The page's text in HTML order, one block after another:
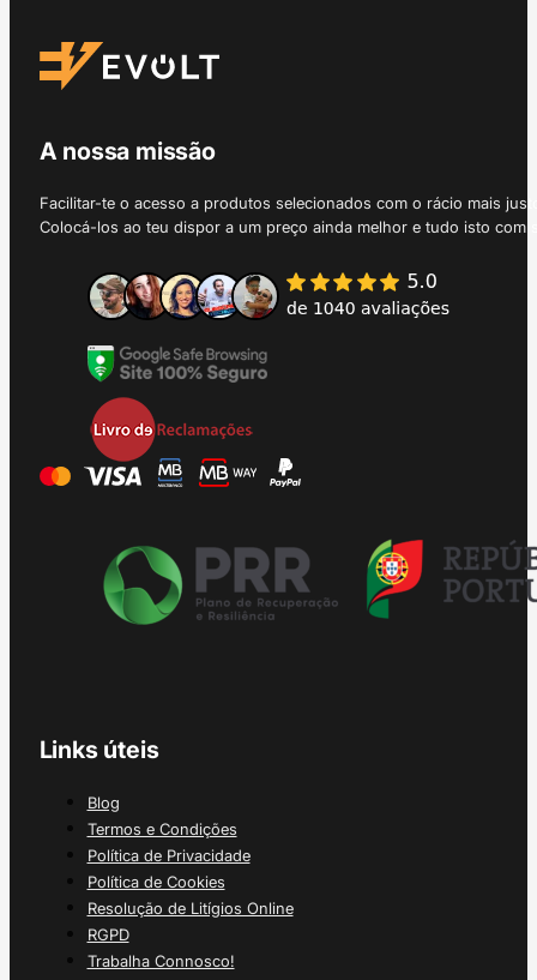
A nossa missão
Facilitar-te o acesso a produtos selecionados com o rácio mais
Colocá-los ao teu dispor a um preço ainda melhor e tudo isto
Links úteis
Blog
Termos e Condições
Política de Privacidade
Política de Cookies
Resolução de Litígios Online
RGPD
Trabalha Connosco!